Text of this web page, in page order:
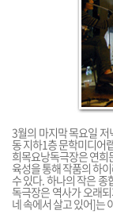
3월의 마지막 목요일
동 지하1층 문학미디어
희목요낭독극장은 연희
육성을 통해 작품의 하
수 있다. 하나의 작은 종
독극장은 역사가 오래
네 속에서 살고 있어]는